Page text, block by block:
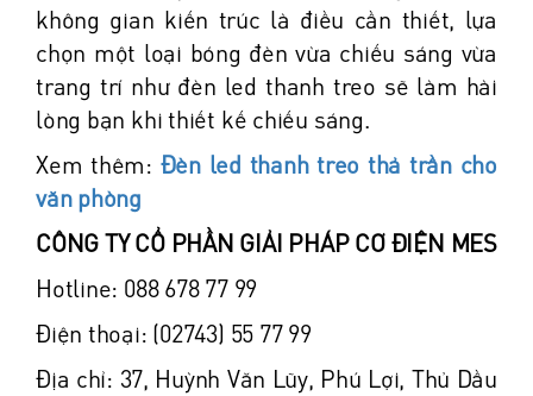
không gian kiến trúc là điều cần thiết, lựa
chọn một loại bóng đèn vừa chiếu sáng vừa
trang trí như đèn led thanh treo sẽ làm hài
lòng bạn khi thiết kế chiếu sáng.
Xem thêm: Đèn led thanh treo thả trần cho
văn phòng
CÔNG TY CỔ PHẦN GIẢI PHÁP CƠ ĐIỆN MES
Hotline: 088 678 77 99
Điện thoại: (02743) 55 77 99
Địa chỉ: 37, Huỳnh Văn Lũy, Phú Lợi, Thủ Dầu